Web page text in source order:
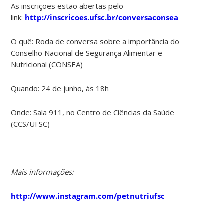
As inscrições estão abertas pelo
link: http://inscricoes.ufsc.br/conversaconsea
O quê: Roda de conversa sobre a importância do
Conselho Nacional de Segurança Alimentar e
Nutricional (CONSEA)
Quando: 24 de junho, às 18h
Onde: Sala 911, no Centro de Ciências da Saúde
(CCS/UFSC)
Mais informações:
http://www.instagram.com/petnutriufsc